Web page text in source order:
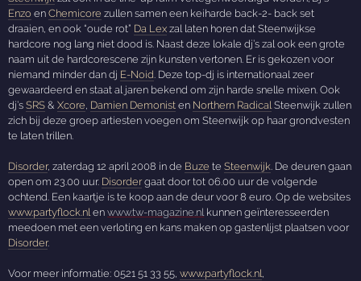
Enzo enChemicore zullen samen een keiharde back-2- back set
draaien, en ook “oude rot” Da Lex zal laten horen dat Steenwijkse
hardcore nog lang niet dood is. Naast deze lokale dj’s zal ook een grote
naam uit de hardcorescene zijn kunsten vertonen. Er is gekozen voor
niemand minder dan dj E-Noid. Deze top-dj is internationaal zeer
gewaardeerd en staat al jaren bekend om zijn harde snelle mixen. Ook
dj’sSRS &Xcore, Damien Demonist en Northern RadicalSteenwijk zullen
zich bij deze groep artiesten voegen om Steenwijk op haar grondvesten
te laten trillen.
Disorder, zaterdag 12 april 2008 in de Buze teSteenwijk. De deuren gaan
open om 23.00 uur. Disordergaat door tot 06.00 uur de volgende
ochtend. Een kaartje is te koop aan de deur voor 8 euro. Op de websites
www.partyflock.nlenwww.tw-magazine.nlkunnen geïnteresseerden
meedoen met een verloting en kans maken op gastenlijst plaatsen voor
Disorder.
Voor meer informatie: 0521 51 33 55,www.partyflock.nl,